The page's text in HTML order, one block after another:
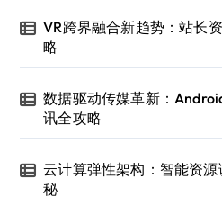
VR跨界融合新趋势：站长
略
数据驱动传媒革新：
讯全攻略
云计算弹性架构：智能资源
秘